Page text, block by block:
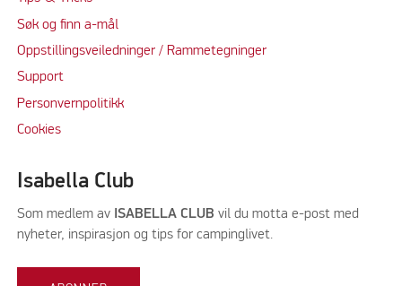
Søk og finn a-mål
Oppstillingsveiledninger / Rammetegninger
Support
Personvernpolitikk
Cookies
Isabella Club
Som medlem avISABELLA CLUB vil du motta e-post med
nyheter, inspirasjon og tips for campinglivet.